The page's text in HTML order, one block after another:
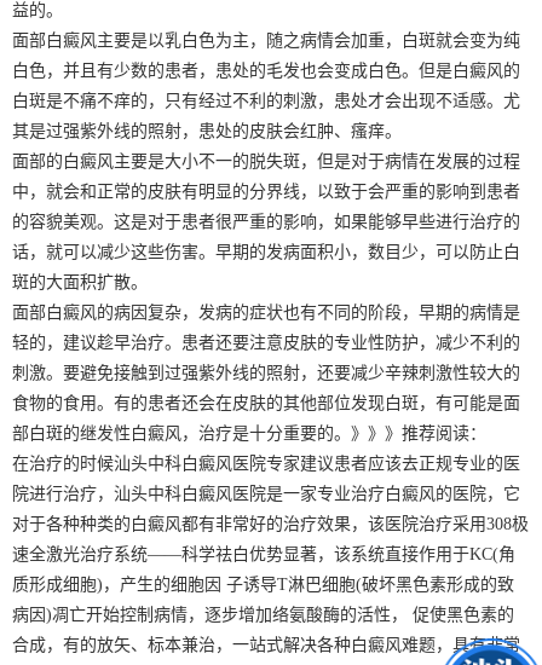
益的。
面部白癜风主要是以乳白色为主，随之病情会加重，白斑就会变为纯
白色，并且有少数的患者，患处的毛发也会变成白色。但是白癜风的
白斑是不痛不痒的，只有经过不利的刺激，患处才会出现不适感。尤
其是过强紫外线的照射，患处的皮肤会红肿、瘙痒。
面部的白癜风主要是大小不一的脱失斑，但是对于病情在发展的过程
中，就会和正常的皮肤有明显的分界线，以致于会严重的影响到患者
的容貌美观。这是对于患者很严重的影响，如果能够早些进行治疗的
话，就可以减少这些伤害。早期的发病面积小，数目少，可以防止白
斑的大面积扩散。
面部白癜风的病因复杂，发病的症状也有不同的阶段，早期的病情是
轻的，建议趁早治疗。患者还要注意皮肤的专业性防护，减少不利的
刺激。要避免接触到过强紫外线的照射，还要减少辛辣刺激性较大的
食物的食用。有的患者还会在皮肤的其他部位发现白斑，有可能是面
部白斑的继发性白癜风，治疗是十分重要的。》》》推荐阅读：
在治疗的时候汕头中科白癜风医院专家建议患者应该去正规专业的医
院进行治疗，汕头中科白癜风医院是一家专业治疗白癜风的医院，它
对于各种种类的白癜风都有非常好的治疗效果，该医院治疗采用308极
速全激光治疗系统——科学祛白优势显著，该系统直接作用于KC(角
质形成细胞)，产生的细胞因 子诱导T淋巴细胞(破坏黑色素形成的致
病因)凋亡开始控制病情，逐步增加络氨酸酶的活性， 促使黑色素的
合成，有的放矢、标本兼治，一站式解决各种白癜风难题，具有非常